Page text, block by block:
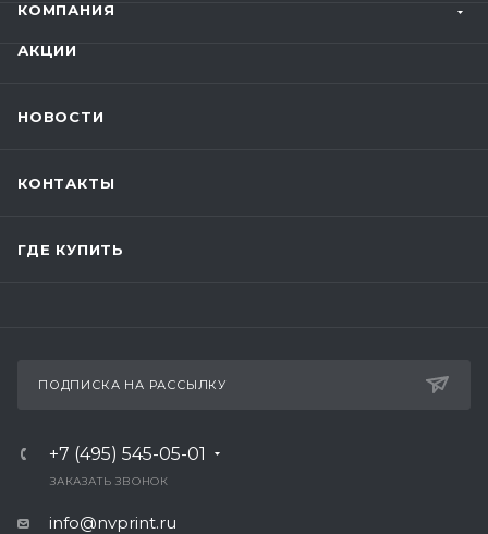
КОМПАНИЯ
АКЦИИ
НОВОСТИ
КОНТАКТЫ
ГДЕ КУПИТЬ
ПОДПИСКА НА РАССЫЛКУ
+7 (495) 545-05-01
ЗАКАЗАТЬ ЗВОНОК
info@nvprint.ru